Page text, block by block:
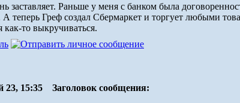
заставляет. Раньше у меня с банком была
А теперь Греф создал Сбермаркет и торгует любыми
то выкручиваться.
23, 15:35 Заголовок сообщения: